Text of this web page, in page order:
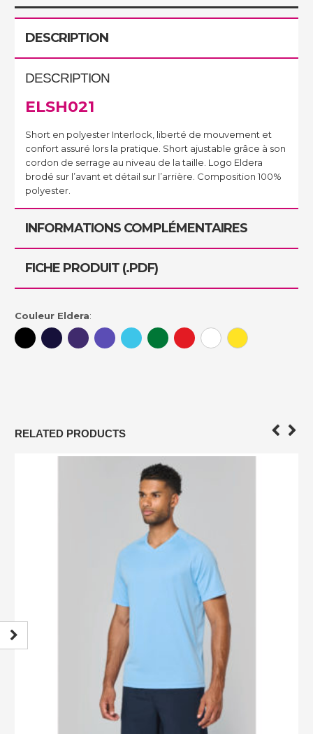
DESCRIPTION
DESCRIPTION
ELSH021
Short en polyester Interlock, liberté de mouvement et
confort assuré lors la pratique. Short ajustable grâce à son
cordon de serrage au niveau de la taille. Logo Eldera
brodé sur l’avant et détail sur l’arrière. Composition 100%
polyester.
INFORMATIONS COMPLÉMENTAIRES
FICHE PRODUIT (.PDF)
Couleur Eldera:
RELATED PRODUCTS